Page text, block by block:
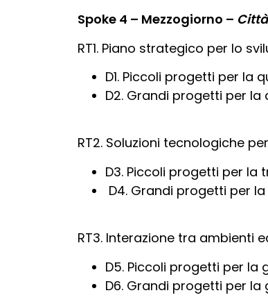
Spoke 4 – Mezzogiorno –
RT1. Piano strategico per lo
D1. Piccoli progetti per la
D2. Grandi progetti per
RT2. Soluzioni tecnologiche
D3. Piccoli progetti per la
D4. Grandi progetti per
RT3. Interazione tra ambienti
D5. Piccoli progetti per la
D6. Grandi progetti per la